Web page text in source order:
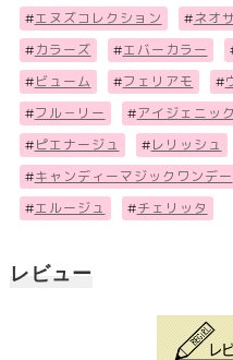
#エヌズコレクション #ネオ
# カラーズ #エバーカラー
# ビューム #フェリアモ #
#フル－リー #アイジェニック
# ピエナージュ # レリッシュ
#キャンディーマジックワンデー
#エルージュ #チェリッタ
レビュー